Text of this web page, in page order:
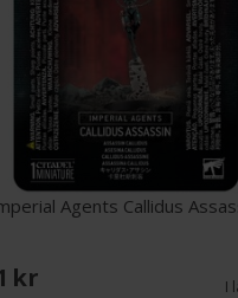
att använda fiendens egna
på främmande
att fälla de största bytena
för att skjuta ner dem på
– som tros vara den sista
skottet.
– med hjälm och utan –
huva på eller med
Agents Callidus
I